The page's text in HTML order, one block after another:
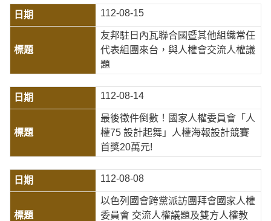
112-08-15
友邦駐日內瓦聯合國暨其他組織常任
代表組團來台，與人權會交流人權議
題
112-08-14
最後徵件倒數！國家人權委員會「人
權75 設計起舞」人權海報設計競賽
首獎20萬元!
112-08-08
以色列國會跨黨派訪團拜會國家人權
委員會 交流人權議題及雙方人權教